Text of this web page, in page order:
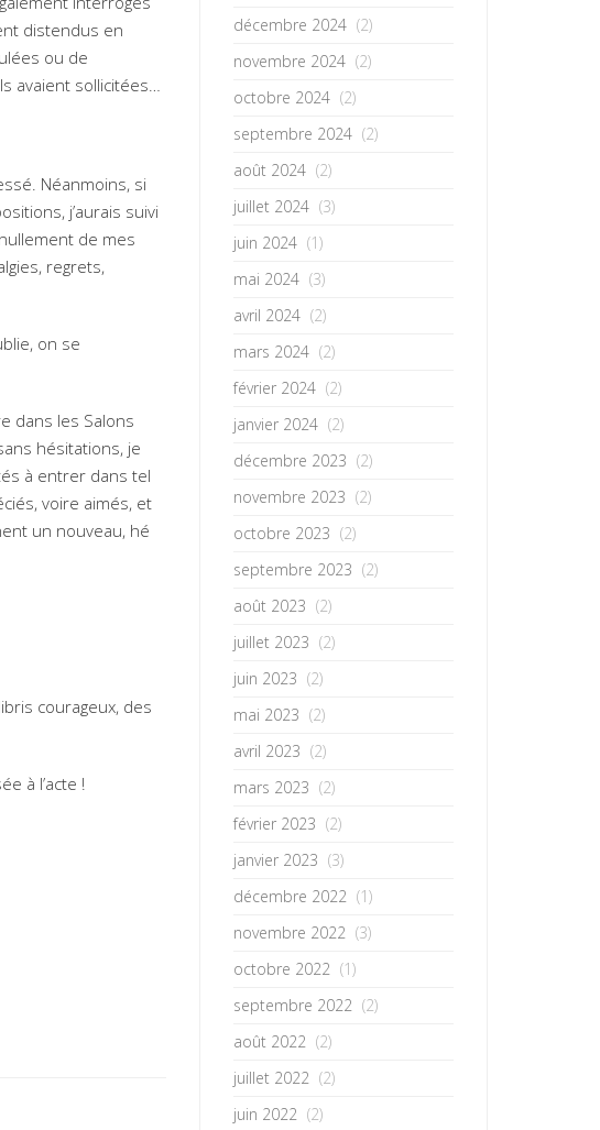
distendus en
ou de
avaient sollicitées…
Néanmoins, si
j’aurais suivi
de mes
regrets,
on se
dans les Salons
hésitations, je
à entrer dans tel
voire aimés, et
un nouveau, hé
courageux, des
à l’acte !
décembre 2024 (2)
novembre 2024 (2)
octobre 2024 (2)
septembre 2024 (2)
août 2024 (2)
juillet 2024 (3)
juin 2024 (1)
mai 2024 (3)
avril 2024 (2)
mars 2024 (2)
février 2024 (2)
janvier 2024 (2)
décembre 2023 (2)
novembre 2023 (2)
octobre 2023 (2)
septembre 2023 (2)
août 2023 (2)
juillet 2023 (2)
juin 2023 (2)
mai 2023 (2)
avril 2023 (2)
mars 2023 (2)
février 2023 (2)
janvier 2023 (3)
décembre 2022 (1)
novembre 2022 (3)
octobre 2022 (1)
septembre 2022 (2)
août 2022 (2)
juillet 2022 (2)
juin 2022 (2)